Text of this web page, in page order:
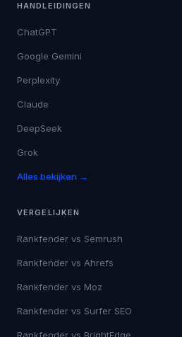
HANDLEIDINGEN
ChatGPT
Google Gemini
Perplexity
Claude
DeepSeek
Grok
Alles bekijken →
VERGELIJKEN
Rankfender vs Semrush
Rankfender vs Ahrefs
Rankfender vs Moz
Rankfender vs Surfer SEO